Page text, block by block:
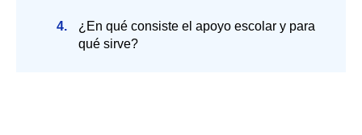
¿En qué consiste el apoyo escolar y para
qué sirve?